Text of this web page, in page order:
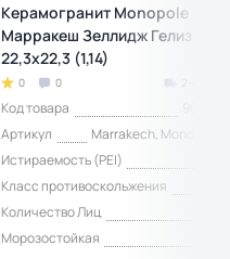
Керамогранит Monopole
Марракеш Зеллидж Гелиз
22,3x22,3 (1,14)
0 0
Код товара
Артикул
Marrakech, Monopole
Истираемость (PEI)
Класс противоскольжения
Количество Лиц
Морозостойкая